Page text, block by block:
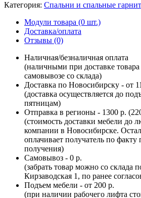
Категория: Спальни и спальные
Модули товара (0 шт.)
Доставка/оплата
Отзывы (0)
Наличная/безналичная оплата
(наличными при доставке
самовывозе со склада)
Доставка по Новосибирску - от
(доставка осуществляется до
пятницам)
Отправка в регионы - 1300 р.
(стоимость доставки мебели до
компании в Новосибирске.
оплачивает получатель по
получения)
Самовывоз - 0 р.
(забрать товар можно со склада
Кирзаводская 1, по ранее
Подъем мебели - от 200 р.
(при наличии рабочего лифта